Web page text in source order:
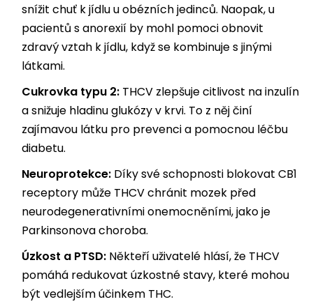
snížit chuť k jídlu u obézních jedinců. Naopak, u
pacientů s anorexií by mohl pomoci obnovit
zdravý vztah k jídlu, když se kombinuje s jinými
látkami.
Cukrovka typu 2: THCV zlepšuje citlivost na inzulín
a snižuje hladinu glukózy v krvi. To z něj činí
zajímavou látku pro prevenci a pomocnou léčbu
diabetu.
Neuroprotekce: Díky své schopnosti blokovat CB1
receptory může THCV chránit mozek před
neurodegenerativními onemocněními, jako je
Parkinsonova choroba.
Úzkost a PTSD: Někteří uživatelé hlásí, že THCV
pomáhá redukovat úzkostné stavy, které mohou
být vedlejším účinkem THC.